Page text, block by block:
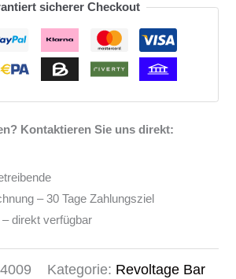
sicherer Checkout
Kontaktieren Sie uns direkt:
– 30 Tage Zahlungsziel
direkt verfügbar
4009 Kategorie: Revoltage Bar